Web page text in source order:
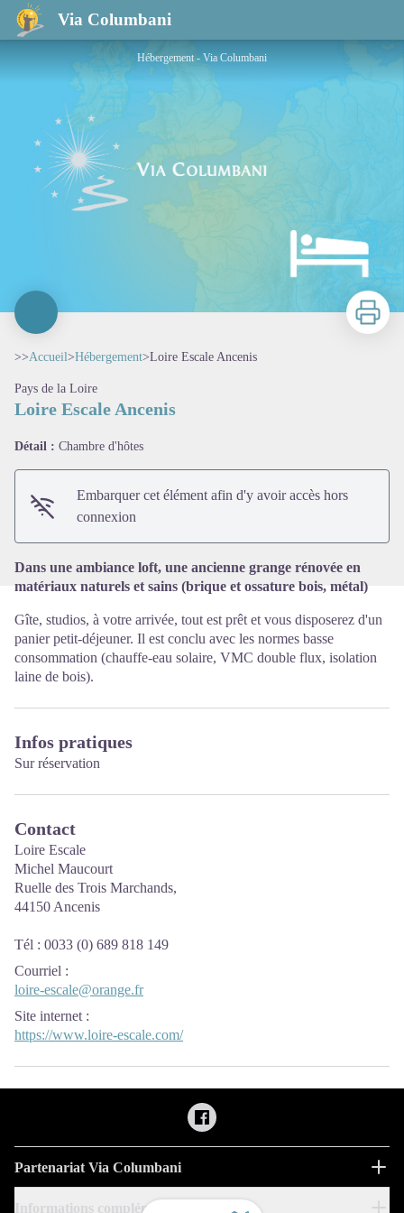
Via Columbani
Loire Escale Ancenis
Hébergement - Via Columbani
Imprimer
>>Accueil>Hébergement>Loire Escale Ancenis
Pays de la Loire
Loire Escale Ancenis
Détail : Chambre d'hôtes
Embarquer cet élément afin d'y avoir accès hors
connexion
Dans une ambiance loft, une ancienne grange rénovée en
matériaux naturels et sains (brique et ossature bois, métal)
Gîte, studios, à votre arrivée, tout est prêt et vous disposerez d'un
panier petit-déjeuner. Il est conclu avec les normes basse
consommation (chauffe-eau solaire, VMC double flux, isolation
laine de bois).
Infos pratiques
Sur réservation
Contact
Loire Escale
Michel Maucourt
Ruelle des Trois Marchands,
44150 Ancenis
Tél : 0033 (0) 689 818 149
Courriel :
loire-escale@orange.fr
Site internet :
https://www.loire-escale.com/
Partenariat Via Columbani
Informations complémentaires